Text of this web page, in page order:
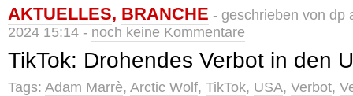
AKTUELLES, BRANCHE - geschrieben von dp
2024 15:14 - noch keine Kommentare
TikTok: Drohendes Verbot in den
Tags: Adam Marrè, Arctic Wolf, TikTok, USA, Verbot,